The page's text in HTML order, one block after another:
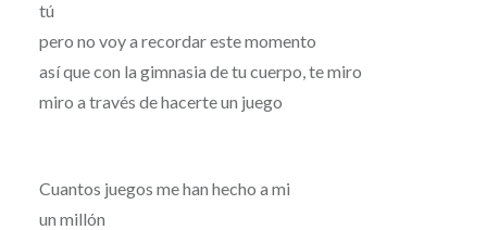
tú
pero no voy a recordar este momento
así que con la gimnasia de tu cuerpo, te miro
miro a través de hacerte un juego
Cuantos juegos me han hecho a mi
un millón